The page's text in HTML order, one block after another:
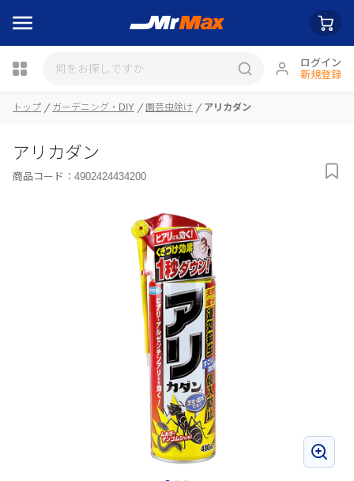
ログイン
新規登録
瓶詰
トップ ガーデニング・DIY 園芸虫除け アリカダン
アリカダン
商品コード： 4902424434200